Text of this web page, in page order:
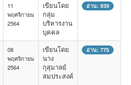
11
พฤศจิกายน
2564
เขียนโดย
กลุ่ม
บริหารงาน
บุคคล
อ่าน: 939
08
พฤศจิกายน
2564
เขียนโดย
นาง
กุสุมาลย์
สมประสงค์
อ่าน: 775